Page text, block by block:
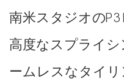
南米スタジオのP3
高度なスプライ
ームレスなタイ